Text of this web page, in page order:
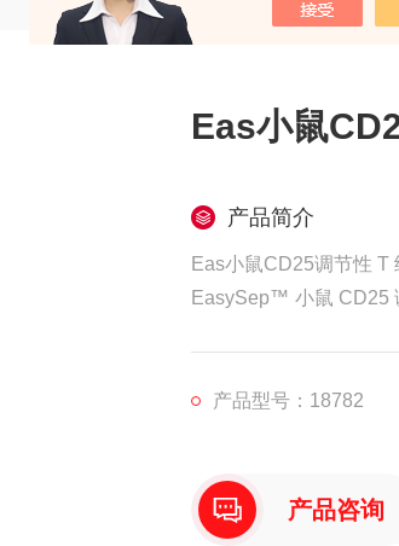
Eas小鼠
产品简介
Eas小鼠CD25调节性 T
EasySep™ 小鼠 CD25
需色谱柱。只需倒掉不
产品型号：18782
产品咨询